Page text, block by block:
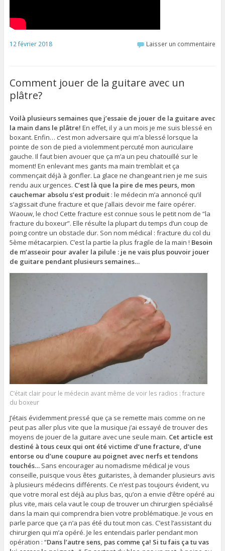
12 février 2018 Laisser un commentaire
Comment jouer de la guitare avec un
plâtre?
Voilà plusieurs semaines que j’essaie de jouer de la guitare avec
la main dans le plâtre! En effet, il y a un mois je me suis blessé en
boxant. Enfin… c’est mon adversaire qui m’a blessé lorsque la
pointe de son de pied a violemment percuté mon auriculaire
gauche. Il faut bien avouer que ça m’a un peu chatouillé sur le
moment! En enlevant mes gants ma main tremblait et ça
commençait déjà à gonfler. La glace ne changeant rien je me suis
rendu aux urgences. C’est là que la pire de mes peurs, mon
cauchemar absolu s’est produit: le médecin m’a annoncé qu’il
s’agissait d’une fracture et que j’allais devoir me faire opérer.
Waouw, le choc! Cette fracture est connue sous le petit nom de “la
fracture du boxeur”. Elle résulte la plupart du temps d’un coup de
poing contre un obstacle dur. Son nom médical : fracture du col du
5ème métacarpien. C’est la partie la plus fragile de la main ! Besoin
de m’asseoir pour avaler la pilule : je ne vais plus pouvoir jouer
de guitare pendant plusieurs semaines…
C’était clair pour le médecin avant même de voir les radios : fracture
du boxeur
J’étais évidemment pressé que ça se remette mais comme on ne
peut pas aller plus vite que la musique j’ai essayé de trouver des
moyens de jouer de la guitare avec une seule main. Cet article est
destiné à tous ceux qui ont été victime d’une fracture, d’une
entorse ou d’une coupure au poignet avec nerfs et tendons
touchés…Sans encourager au nomadisme médical je vous
conseille, puisque vous êtes guitaristes, à demander plusieurs avis
à plusieurs médecins différents. Ce n’est pas toujours évident, vu
que votre moral est déjà au plus bas, qu’on a envie d’être opéré au
plus vite, mais cela vaut le coup de trouver un chirurgien spécialisé
dans la main qui comprendra bien votre problématique. Je vous en
parle parce que ça n’a pas été du tout mon cas. C’est l’assistant du
chirurgien qui m’a opéré. Je les entendais parler pendant mon
opération : “Dans l’autre sens, pas comme ça! Si tu fais ça tu vas
Bienvenue sur le blog !
En complément vous êtes libre de recevoir
gratuitement
9 CHANSONSSUPER FACILES
À JOUER À LA GUITARE